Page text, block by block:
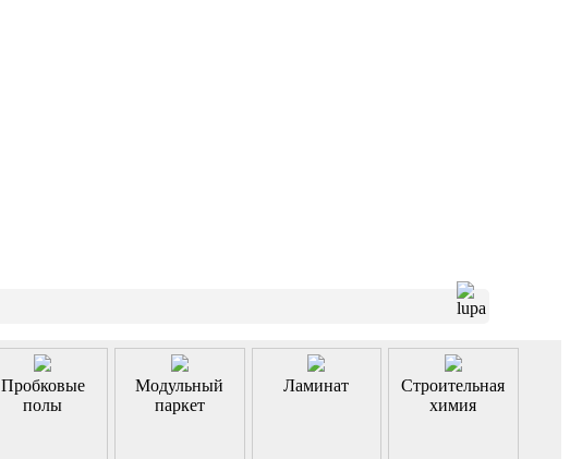
Пробковые
полы
Модульный
паркет
Ламинат
Строительная
химия